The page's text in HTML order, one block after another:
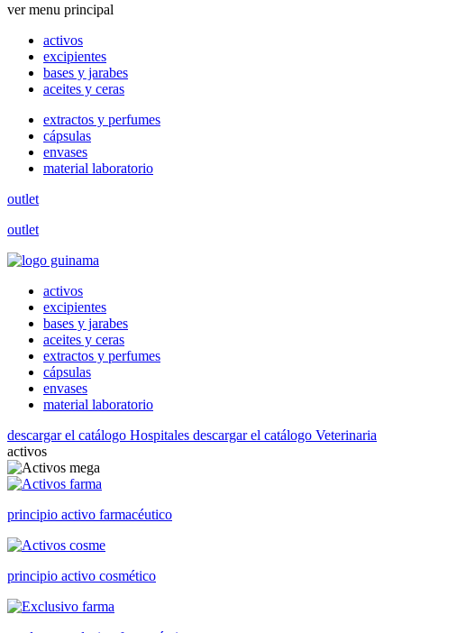
ver menu principal
activos
excipientes
bases y jarabes
aceites y ceras
extractos y perfumes
cápsulas
envases
material laboratorio
outlet
outlet
activos
excipientes
bases y jarabes
aceites y ceras
extractos y perfumes
cápsulas
envases
material laboratorio
descargar el catálogo Hospitales descargar el catálogo Veterinaria
activos
principio activo farmacéutico
principio activo cosmético